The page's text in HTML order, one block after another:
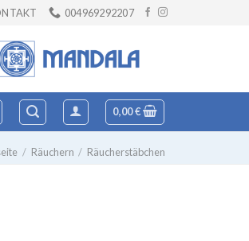
004969292207
0,00€
/ Räuchern / Räucherstäbchen